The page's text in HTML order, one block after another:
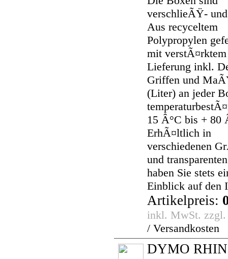
verschlieÃŸ-
Aus recyceltem
Polypropylen
mit
Lieferung inkl.
Griffen und
(Liter) an jeder
15 Â°C bis + 80
ErhÃ¤ltlich in
verschiedenen
und
haben Sie stets
Einblick auf den
Artikelpreis:
inkl. MwSt.
/ Versandkosten
DYMO